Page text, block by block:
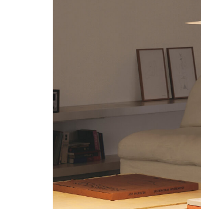
會員專區